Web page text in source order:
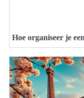
Hoe organiseer je